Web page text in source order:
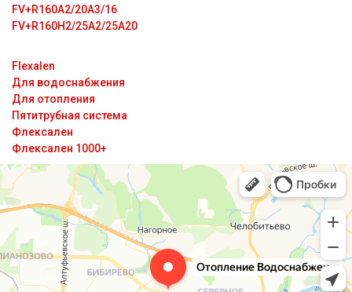
FV+R160A2/20A3/16
FV+R160H2/25A2/25A20
Flexalen
Для водоснабжения
Для отопления
Пятитрубная система
Флексален
Флексален 1000+